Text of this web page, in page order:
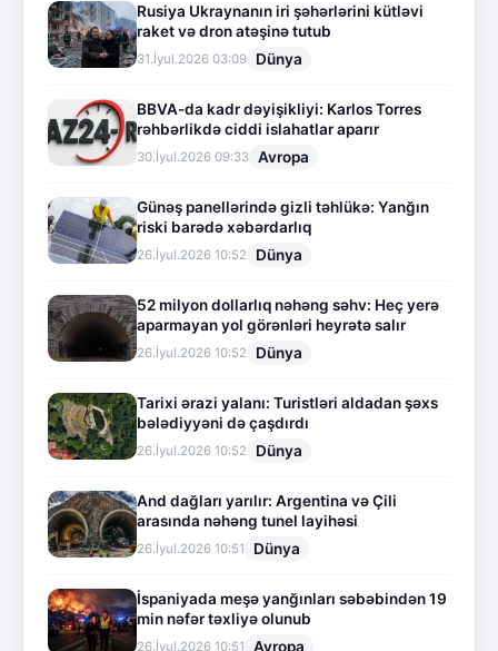
Rusiya Ukraynanın iri şəhərlərini kütləvi
raket və dron atəşinə tutub
31.İyul.2026 03:09 Dünya
BBVA-da kadr dəyişikliyi: Karlos Torres
rəhbərlikdə ciddi islahatlar aparır
30.İyul.2026 09:33 Avropa
Günəş panellərində gizli təhlükə: Yanğın
riski barədə xəbərdarlıq
26.İyul.2026 10:52 Dünya
52 milyon dollarlıq nəhəng səhv: Heç yerə
aparmayan yol görənləri heyrətə salır
26.İyul.2026 10:52 Dünya
Tarixi ərazi yalanı: Turistləri aldadan şəxs
bələdiyyəni də çaşdırdı
26.İyul.2026 10:52 Dünya
And dağları yarılır: Argentina və Çili
arasında nəhəng tunel layihəsi
26.İyul.2026 10:51 Dünya
İspaniyada meşə yanğınları səbəbindən 19
min nəfər təxliyə olunub
26.İyul.2026 10:51 Avropa